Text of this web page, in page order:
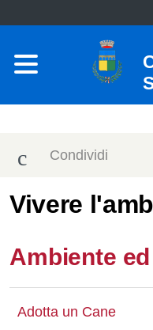
Condividi
network
Condividi
Vivere
Ambiente
Adotta un Cane